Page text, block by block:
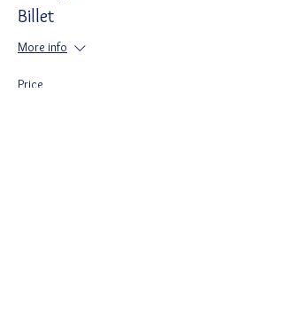
Billet
More info
Price